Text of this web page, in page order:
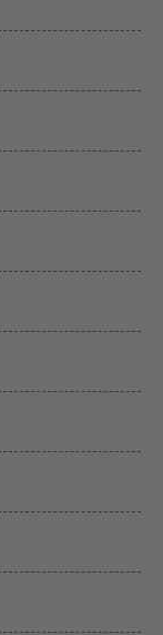
U
G
O
G
E
E